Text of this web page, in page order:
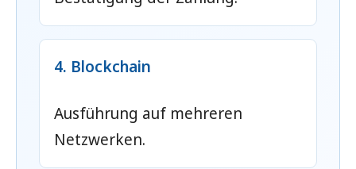
4. Blockchain
Ausführung auf mehreren
Netzwerken.